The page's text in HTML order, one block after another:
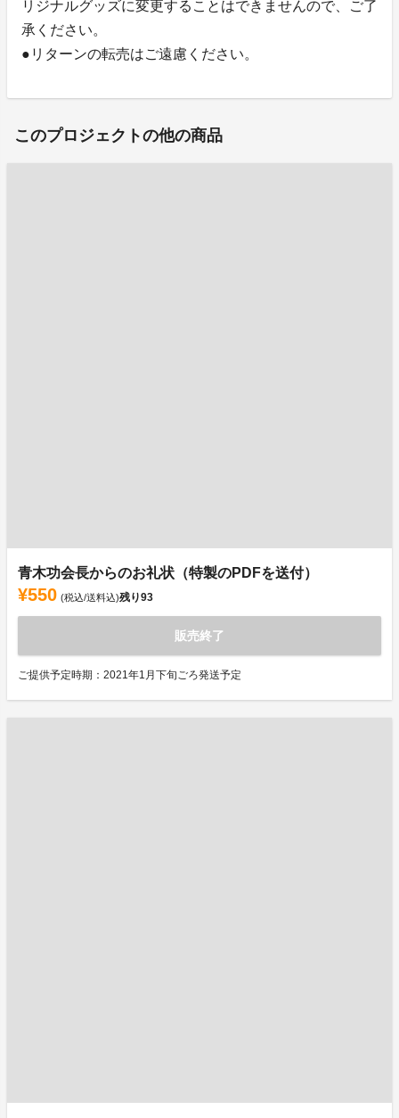
リジナルグッズに変更することはできませんので、ご了
承ください。
●リターンの転売はご遠慮ください。
このプロジェクトの他の商品
青木功会長からのお礼状（特製のPDFを送付）
¥550 (税込/送料込)残り93
販売終了
ご提供予定時期：2021年1月下旬ごろ発送予定